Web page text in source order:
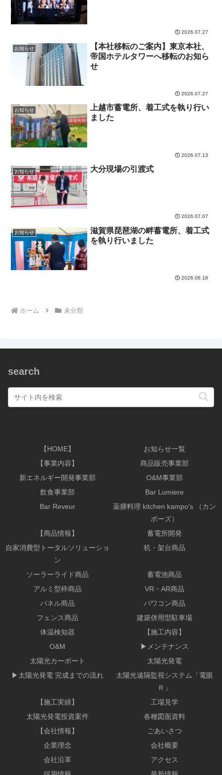
2026.07.27
お知らせ
【本社移転のご案内】東京本社、
帝国ホテルタワーへ移転のお知ら
せ
2026.07.27
お知らせ
上越市蓄電所、着工式を執り行い
ました
2026.07.13
お知らせ 大分現場の引渡式
2026.07.07
お知らせ
滋賀県琵琶湖の畔蓄電所、着工式
を執り行いました
2026.06.16
ホーム 未分類
search
【HOME】
お知らせ一覧
【事業内容】
商品販売事業部
新エネルギー開発事業部
O&M事業部
飲食事業部
Bar Lumiere
Bar Reveur
薬膳料理 kitchen kampo’s （カン
ポーズ）
【商品情報】
蓄電所開発
自家消費型トータルソリューショ
ン
杭・架台商品
ソーラーライド商品
蓄電池商品
アルミ型枠商品
VR・AR商品
パネル商品
パワコン商品
フェンス商品
建築併用型駐車場
体温検知器
【施工内容】
O&M
▶メンテナンス
太陽光カーポート
太陽光発電
▶太陽光発電 完成までの流れ
太陽光遠隔監視システム「電眼
Ｒ」
【施工実績】
工場見学
太陽光発電投資案件
各種図面資料
【会社情報】
ごあいさつ
企業理念
会社概要
会社沿革
アクセス